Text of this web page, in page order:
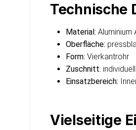
Technische
Material: Aluminium
Oberfläche:
Form: Vierkantrohr
Zuschnitt:
Einsatzbereich:
Vielseitige